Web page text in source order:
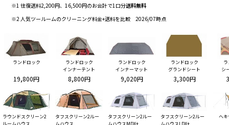
※1 往復送料2,200円、16,500円のお会計で1口分送料無料
※2 人気ツールームのクリーニング料金+送料を比較 2026/07時点
ランドロック
19,800円
ランドロック
インナーテント
8,800円
ランドロック
インナーマット
9,020円
ランドロック
グランドシート
3,300円
シ
ラウンドスクリーン2
タフスクリーン2ルー
タフスクリーン2ルー
タフスクリーン2ルー
ヘキ